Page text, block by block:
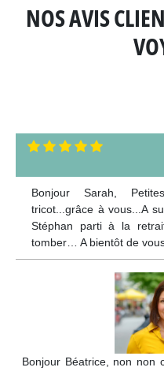
NOS AVIS
Bonjour Sarah,
tricot...grâce à vous...A
Stéphan parti à la
tomber… A bientôt de
Bonjour Béatrice, non non